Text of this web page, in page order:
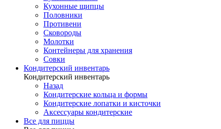
Кухонные щипцы
Половники
Противени
Сковороды
Молотки
Контейнеры для хранения
Совки
Кондитерский инвентарь
Кондитерский инвентарь
Назад
Кондитерские кольца и формы
Кондитерские лопатки и кисточки
Аксессуары кондитерские
Все для пиццы